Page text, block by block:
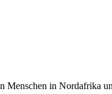
in Nordafrika